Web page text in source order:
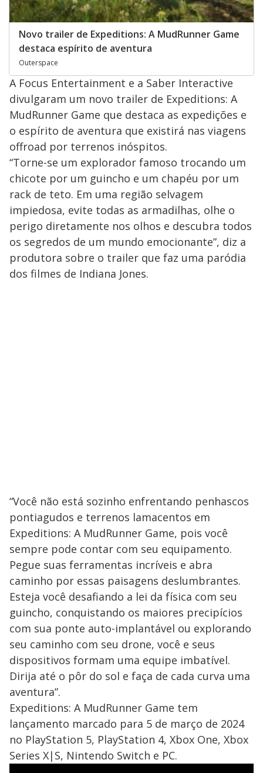
Novo trailer de Expeditions: A MudRunner Game
destaca espírito de aventura
Outerspace
A Focus Entertainment e a Saber Interactive
divulgaram um novo trailer de Expeditions: A
MudRunner Game que destaca as expedições e
o espírito de aventura que existirá nas viagens
offroad por terrenos inóspitos.
“Torne-se um explorador famoso trocando um
chicote por um guincho e um chapéu por um
rack de teto. Em uma região selvagem
impiedosa, evite todas as armadilhas, olhe o
perigo diretamente nos olhos e descubra todos
os segredos de um mundo emocionante”, diz a
produtora sobre o trailer que faz uma paródia
dos filmes de Indiana Jones.
“Você não está sozinho enfrentando penhascos
pontiagudos e terrenos lamacentos em
Expeditions: A MudRunner Game, pois você
sempre pode contar com seu equipamento.
Pegue suas ferramentas incríveis e abra
caminho por essas paisagens deslumbrantes.
Esteja você desafiando a lei da física com seu
guincho, conquistando os maiores precipícios
com sua ponte auto-implantável ou explorando
seu caminho com seu drone, você e seus
dispositivos formam uma equipe imbatível.
Dirija até o pôr do sol e faça de cada curva uma
aventura”.
Expeditions: A MudRunner Game tem
lançamento marcado para 5 de março de 2024
no PlayStation 5, PlayStation 4, Xbox One, Xbox
Series X|S, Nintendo Switch e PC.